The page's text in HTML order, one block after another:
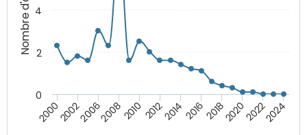
20002002200620082010 2012201420162018202020222024
0
2
4